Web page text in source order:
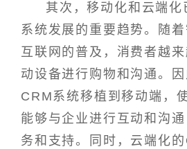
其次，移动化和云端
系统发展的重要趋势。随
互联网的普及，消费者越
动设备进行购物和沟通。
CRM系统移植到移动端，
能够与企业进行互动和沟
务和支持。同时，云端化